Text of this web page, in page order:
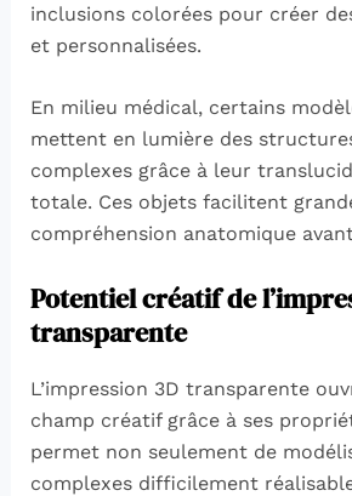
inclusions colorées pour créer
et personnalisées.
En milieu médical, certains
mettent en lumière des
complexes grâce à leur
totale. Ces objets facilitent
compréhension anatomique
Potentiel créatif de
transparente
L’impression 3D transparente
champ créatif grâce à ses
permet non seulement de
complexes difficilement